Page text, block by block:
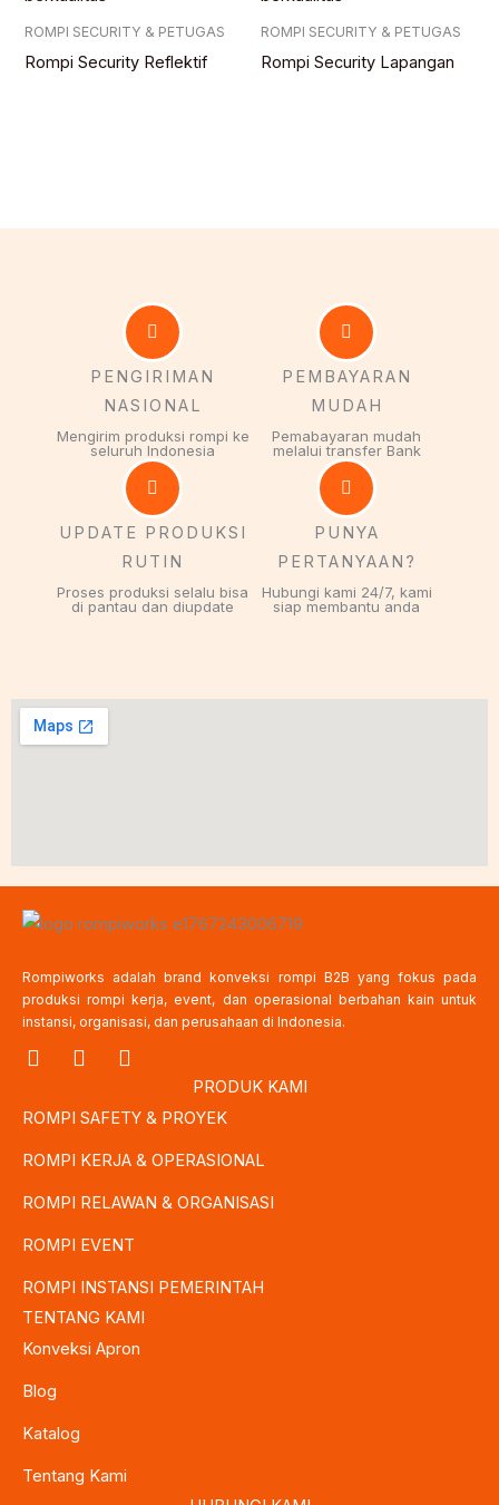
ROMPI SECURITY & PETUGAS
Rompi Security Reflektif
ROMPI SECURITY & PETUGAS
Rompi Security Lapangan
PENGIRIMAN
NASIONAL
Mengirim produksi rompi ke
seluruh Indonesia
PEMBAYARAN
MUDAH
Pemabayaran mudah
melalui transfer Bank
UPDATE PRODUKSI
RUTIN
Proses produksi selalu bisa
di pantau dan diupdate
PUNYA
PERTANYAAN?
Hubungi kami 24/7, kami
siap membantu anda
Rompiworks adalah brand konveksi rompi B2B yang fokus pada
produksi rompi kerja, event, dan operasional berbahan kain untuk
instansi, organisasi, dan perusahaan di Indonesia.
I
t
g
r
a
m
F
e
o
o
k
T
t
e
r
PRODUK KAMI
ROMPI SAFETY & PROYEK
ROMPI KERJA & OPERASIONAL
ROMPI RELAWAN & ORGANISASI
ROMPI EVENT
ROMPI INSTANSI PEMERINTAH
TENTANG KAMI
Konveksi Apron
Blog
Katalog
Tentang Kami